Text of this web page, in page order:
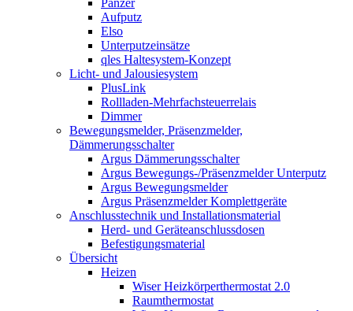
Aufputz
Elso
Unterputzeinsätze
qles Haltesystem-Konzept
Licht- und Jalousiesystem
PlusLink
Rollladen-Mehrfachsteuerrelais
Dimmer
Bewegungsmelder, Präsenzmelder,
Dämmerungsschalter
Argus Dämmerungsschalter
Argus Bewegungs-/Präsenzmelder Unterputz
Argus Bewegungsmelder
Argus Präsenzmelder Komplettgeräte
Anschlusstechnik und Installationsmaterial
Herd- und Geräteanschlussdosen
Befestigungsmaterial
Übersicht
Heizen
Wiser Heizkörperthermostat 2.0
Raumthermostat